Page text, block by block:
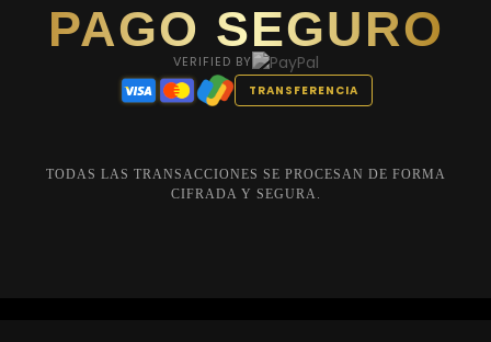
PAGO SEGURO
VERIFIED BY
TRANSFERENCIA
TODAS LAS TRANSACCIONES SE PROCESAN DE FORMA
CIFRADA Y SEGURA.